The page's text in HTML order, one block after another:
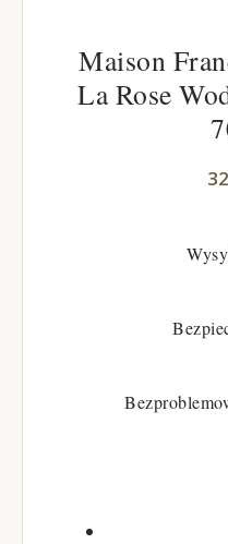
Maison
La Rose